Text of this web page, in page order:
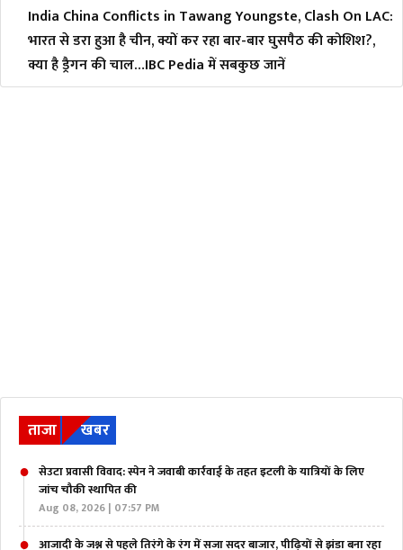
India China Conflicts in Tawang Youngste, Clash On LAC:
भारत से डरा हुआ है चीन, क्यों कर रहा बार-बार घुसपैठ की कोशिश?,
क्या है ड्रैगन की चाल…IBC Pedia में सबकुछ जानें
ताजा खबर
सेउटा प्रवासी विवाद: स्पेन ने जवाबी कार्रवाई के तहत इटली के यात्रियों के लिए
जांच चौकी स्थापित की
Aug 08, 2026 | 07:57 PM
आजादी के जश्न से पहले तिरंगे के रंग में सजा सदर बाजार, पीढ़ियों से झंडा बना रहा